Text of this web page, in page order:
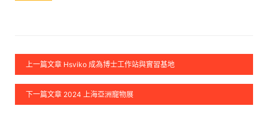
上一篇文章 Hsviko 成為博士工作站與實習基地
下一篇文章 2024 上海亞洲寵物展